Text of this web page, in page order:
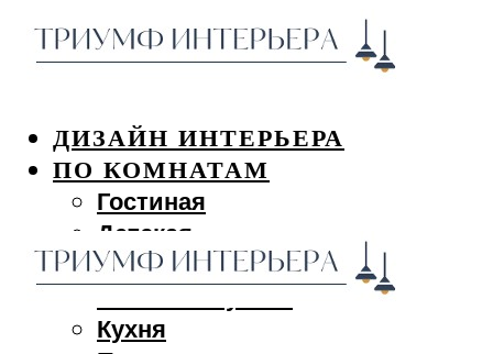
ДИЗАЙН ИНТЕРЬЕРА
ПО КОМНАТАМ
Гостиная
Детская
Спальня
Кухня